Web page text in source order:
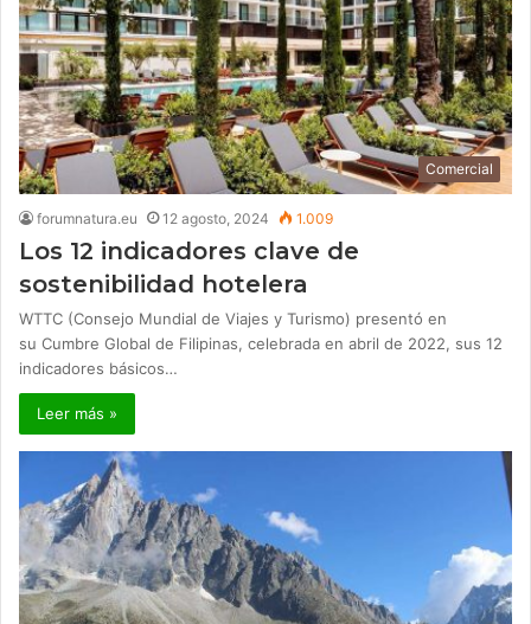
Comercial
forumnatura.eu 12 agosto, 2024 1.009
Los 12 indicadores clave de
sostenibilidad hotelera
WTTC (Consejo Mundial de Viajes y Turismo) presentó en
su Cumbre Global de Filipinas, celebrada en abril de 2022, sus 12
indicadores básicos…
Leer más »